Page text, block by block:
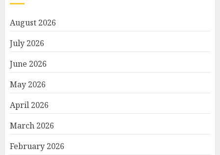
August 2026
July 2026
June 2026
May 2026
April 2026
March 2026
February 2026